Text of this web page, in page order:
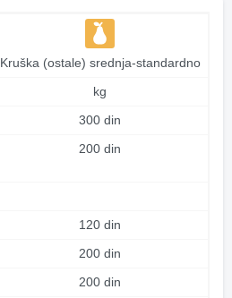
Kruška (ostale) srednja-standardno
kg
300 din
200 din
120 din
200 din
200 din